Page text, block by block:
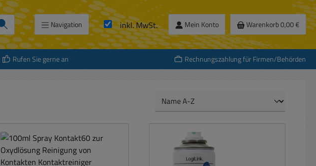
Navigation inkl. MwSt. Mein Konto Warenkorb0,00 €
Rufen Sie gerne an Rechnungszahlung für Firmen/Behörden